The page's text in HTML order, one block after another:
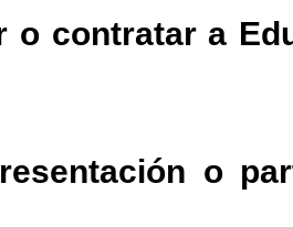
contratar a
o